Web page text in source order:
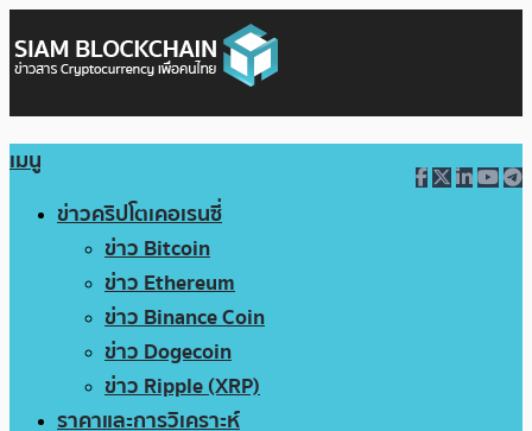
เมนู
ข่าวคริปโตเคอเรนซี่
ข่าว Bitcoin
ข่าว Ethereum
ข่าว Binance Coin
ข่าว Dogecoin
ข่าว Ripple (XRP)
ราคาและการวิเคราะห์